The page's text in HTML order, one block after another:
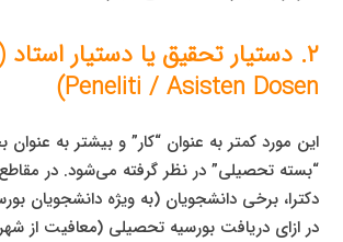
Peneliti / Asisten Dosen)
این مورد کمتر به عنوان “کار” و بیشتر به
“بسته تحصیلی” در نظر گرفته می‌شود. در
دکترا، برخی دانشجویان (به ویژه دانشجویان
در ازای دریافت بورسیه تحصیلی (معافیت از